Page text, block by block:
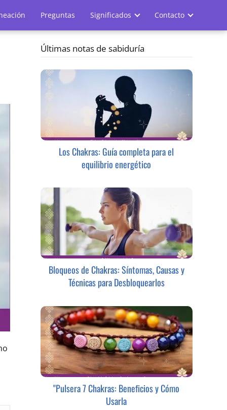
Preguntas Significados Contacto
Últimas notas de sabiduría
Los Chakras: Guía completa para el
equilibrio energético
Bloqueos de Chakras: Síntomas, Causas y
Técnicas para Desbloquearlos
"Pulsera 7 Chakras: Beneficios y Cómo
Usarla